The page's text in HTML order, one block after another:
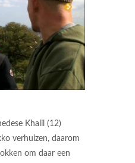
Khalil (12)
verhuizen, daarom
om daar een